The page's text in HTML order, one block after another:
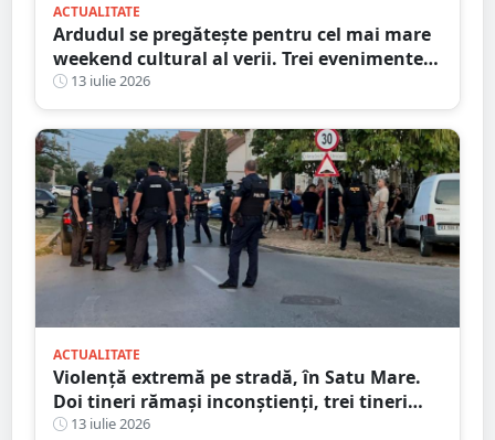
ACTUALITATE
Ardudul se pregătește pentru cel mai mare
weekend cultural al verii. Trei evenimente
majore vor transforma orașul într-o
capitală a istoriei vii
13 iulie 2026
ACTUALITATE
Violență extremă pe stradă, în Satu Mare.
Doi tineri rămași inconștienți, trei tineri
reținuți, astăzi
13 iulie 2026